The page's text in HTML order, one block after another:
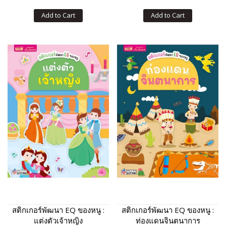
Add to Cart Add to Cart
สติกเกอร์พัฒนา EQ ของหนู :
แต่งตัวเจ้าหญิง
สติกเกอร์พัฒนา EQ ของหนู :
ท่องแดนจินตนาการ